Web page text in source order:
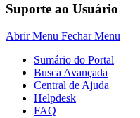
Suporte ao Usuário
Abrir Menu Fechar Menu
Sumário do Portal
Busca Avançada
Central de Ajuda
Helpdesk
FAQ